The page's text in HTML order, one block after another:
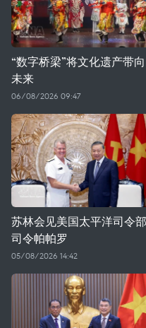
“数字桥梁”将文化遗产带向
未来
06/08/2026 09:47
苏林会见美国太平洋司令部
司令帕帕罗
05/08/2026 14:42